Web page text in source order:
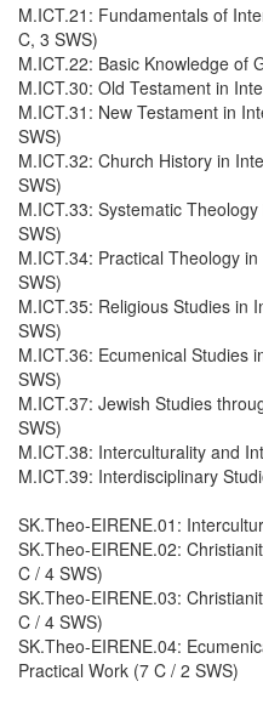
M.ICT.21: Fundamentals of
C, 3 SWS)
M.ICT.22: Basic Knowledge of
M.ICT.30: Old Testament in
M.ICT.31: New Testament in
SWS)
M.ICT.32: Church History in
SWS)
M.ICT.33: Systematic
SWS)
M.ICT.34: Practical Theology
SWS)
M.ICT.35: Religious Studies in
SWS)
M.ICT.36: Ecumenical Studies
SWS)
M.ICT.37: Jewish Studies
SWS)
M.ICT.38: Interculturality and
M.ICT.39: Interdisciplinary
SK.Theo-EIRENE.01:
SK.Theo-EIRENE.02:
C / 4 SWS)
SK.Theo-EIRENE.03:
C / 4 SWS)
SK.Theo-EIRENE.04:
Practical Work (7 C / 2 SWS)